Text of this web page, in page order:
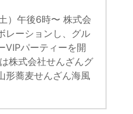
）午後6時〜 株式会
レーションし、グル
VIPパーティーを開
株式会社せんざんグ
形蕎麦せんざん海風